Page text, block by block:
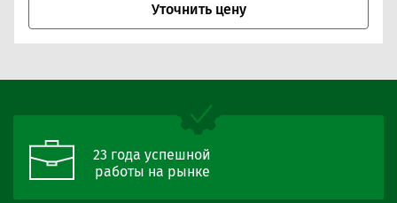
Уточнить цену
23 года успешной
работы на рынке